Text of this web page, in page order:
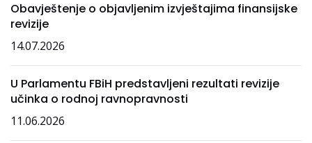
Obavještenje o objavljenim izvještajima finansijske
revizije
14.07.2026
U Parlamentu FBiH predstavljeni rezultati revizije
učinka o rodnoj ravnopravnosti
11.06.2026